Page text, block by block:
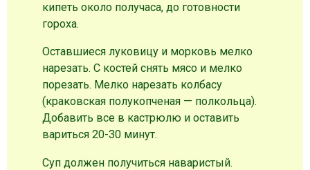
кипеть около получаса, до готовности
гороха.
Оставшиеся луковицу и морковь мелко
нарезать. С костей снять мясо и мелко
порезать. Мелко нарезать колбасу
(краковская полукопченая — полкольца).
Добавить все в кастрюлю и оставить
вариться 20-30 минут.
Суп должен получиться наваристый.